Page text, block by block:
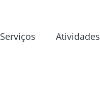
Atividades